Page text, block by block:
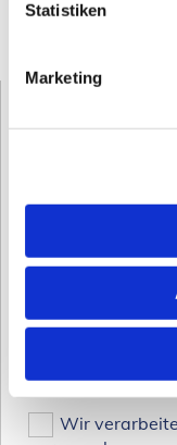
Statistiken
Marketing
EC-
Schreiben Sie
Wir